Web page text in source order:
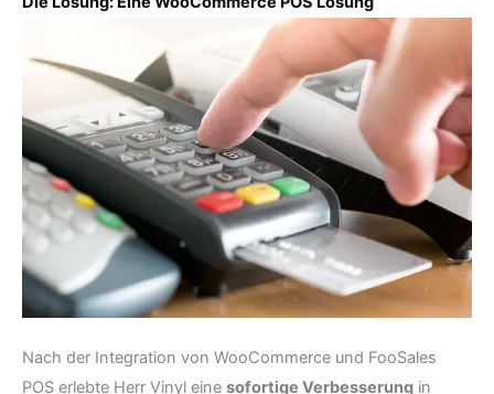
Nach der Integration von WooCommerce und FooSales
POS erlebte Herr Vinyl eine sofortige Verbesserung in